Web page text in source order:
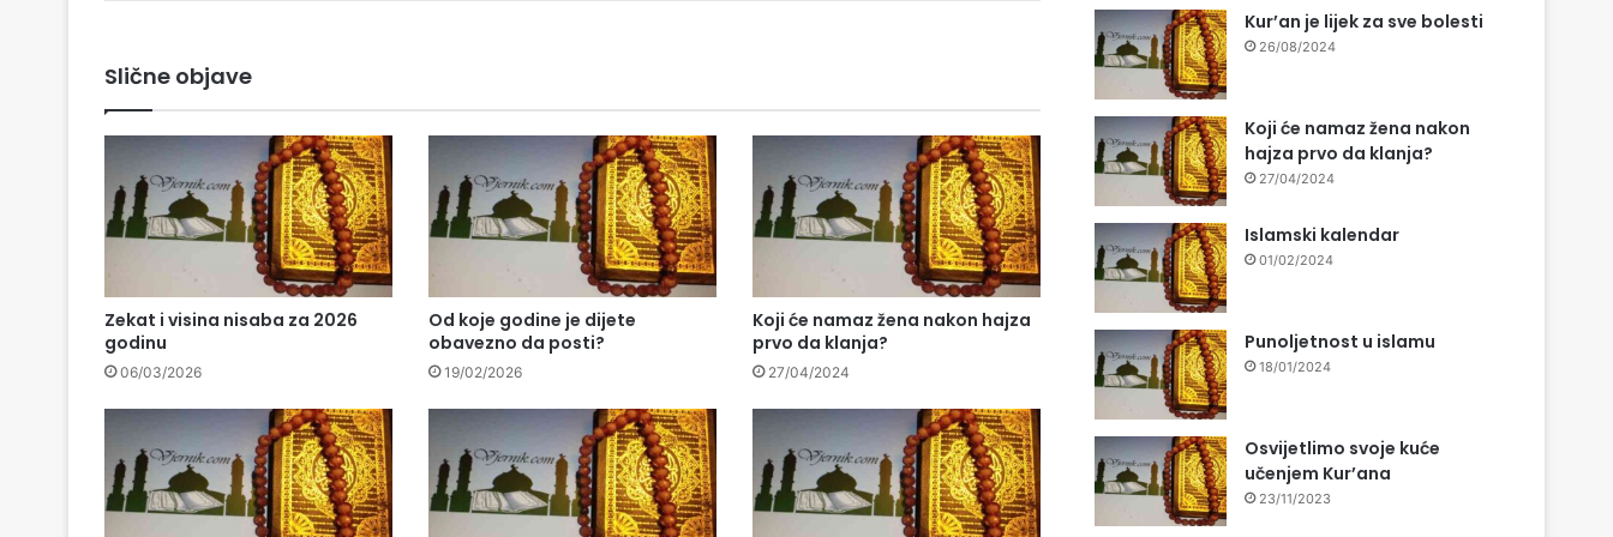
Slične objave
Zekat i visina nisaba za 2026
godinu
06/03/2026
Od koje godine je dijete
obavezno da posti?
19/02/2026
Koji će namaz žena nakon hajza
prvo da klanja?
27/04/2024
Kur’an je lijek za sve bolesti
26/08/2024
Koji će namaz žena nakon
hajza prvo da klanja?
27/04/2024
Islamski kalendar
01/02/2024
Punoljetnost u islamu
18/01/2024
Osvijetlimo svoje kuće
učenjem Kur’ana
23/11/2023